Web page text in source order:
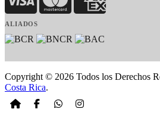
ALIADOS
Copyright © 2026 Todos los Derechos
Costa Rica.